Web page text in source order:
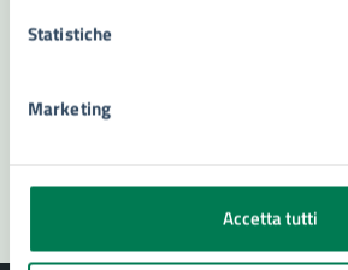
Statistiche
Marketing
Accetta tutti
Prenota appuntamento
Problemi in città